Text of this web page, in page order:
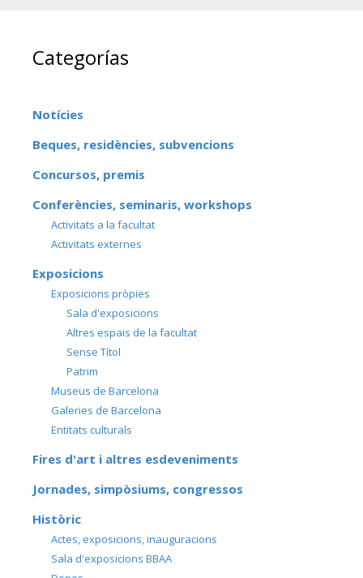
Categorías
Notícies
Beques, residències, subvencions
Concursos, premis
Conferències, seminaris, workshops
Activitats a la facultat
Activitats externes
Exposicions
Exposicions pròpies
Sala d'exposicions
Altres espais de la facultat
Sense Títol
Patrim
Museus de Barcelona
Galeries de Barcelona
Entitats culturals
Fires d'art i altres esdeveniments
Jornades, simpòsiums, congressos
Històric
Actes, exposicions, inauguracions
Sala d'exposicions BBAA